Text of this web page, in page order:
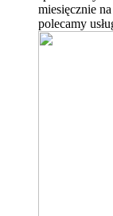
miesięcznie
polecamy